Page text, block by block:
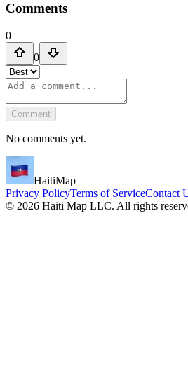
Comments
0
0
Comment
No comments yet.
HaitiMap
Privacy PolicyTerms of ServiceContact
© 2026 Haiti Map LLC. All rights